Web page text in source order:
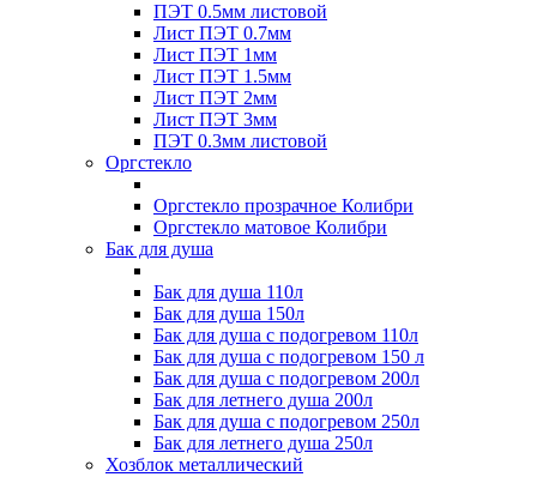
ПЭТ 0.5мм листовой
Лист ПЭТ 0.7мм
Лист ПЭТ 1мм
Лист ПЭТ 1.5мм
Лист ПЭТ 2мм
Лист ПЭТ 3мм
ПЭТ 0.3мм листовой
Оргстекло
Оргстекло прозрачное Колибри
Оргстекло матовое Колибри
Бак для душа
Бак для душа 110л
Бак для душа 150л
Бак для душа с подогревом 110л
Бак для душа с подогревом 150 л
Бак для душа с подогревом 200л
Бак для летнего душа 200л
Бак для душа с подогревом 250л
Бак для летнего душа 250л
Хозблок металлический